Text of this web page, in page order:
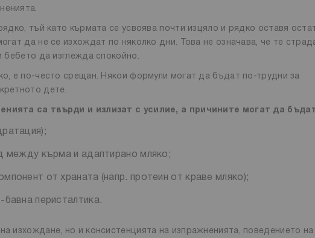
тъй като кърмата се усвоява почти изцяло и рядко оставя
да не се изхождат по няколко дни. Това не означава, че те
бебето да изглежда спокойно.
е по-често срещан. Някои формули могат да бъдат по-трудни за
дете.
са твърди и излизат с усилие, а причините могат да
между кърма и адаптирано мляко;
от храната (напр. протеин от краве мляко);
бавна перисталтика.
изхождане, но и консистенцията на изпражненията, поведението на